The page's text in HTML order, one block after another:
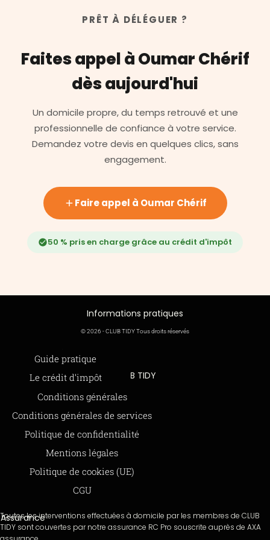
PRÊT À DÉLÉGUER ?
Faites appel à Oumar Chérif
dès aujourd'hui
Un domicile propre, du temps retrouvé et une
professionnelle de confiance à votre service.
Demandez votre devis en quelques clics, sans
engagement.
Faire appel à Oumar Chérif
50 % pris en charge grâce au crédit d'impôt
Informations pratiques
Guide pratique
Le crédit d’impôt
Offre de parrainage 50-50
FAQ
BLOG
© 2026 - CLUB TIDY Tous droits réservés
Informations légales
Conditions générales
Conditions générales de services
Politique de confidentialité
Mentions légales
Politique de cookies (UE)
CGU
CLUB TIDY
SAS CLUB TIDY
165 Avenue de Bretagne
59000 LILLE
979 480 886 RCS LILLE Métropole
Moyens de paiements
Assurance
Toutes les interventions effectuées à domicile par les membres de CLUB
TIDY sont couvertes par notre assurance RC Pro souscrite auprès de AXA